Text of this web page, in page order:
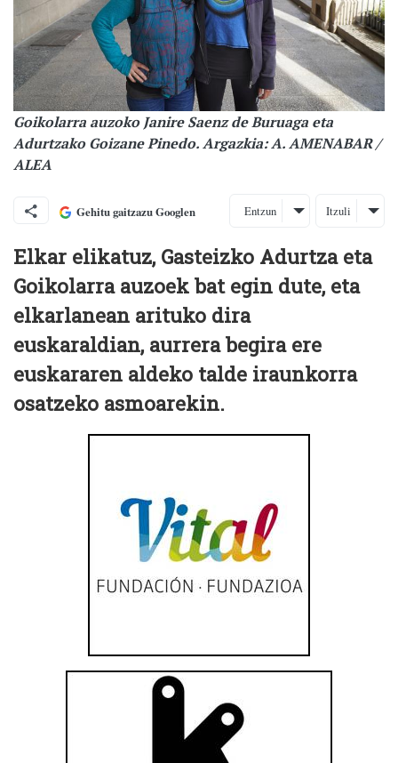
Goikolarra auzoko Janire Saenz de Buruaga eta
Adurtzako Goizane Pinedo. Argazkia: A. AMENABAR /
ALEA
Gehitu gaitzazu Googlen Entzun Itzuli
Elkar elikatuz, Gasteizko Adurtza eta
Goikolarra auzoek bat egin dute, eta
elkarlanean arituko dira
euskaraldian, aurrera begira ere
euskararen aldeko talde iraunkorra
osatzeko asmoarekin.